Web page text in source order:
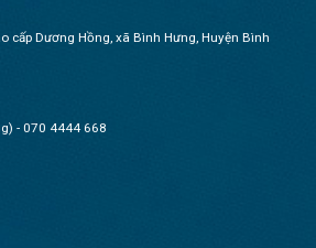
cấp Dương Hồng, xã Bình Hưng, Huyện Bình
- 070 4444 668